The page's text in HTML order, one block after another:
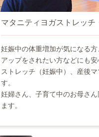
マタニティヨガストレッチ
妊娠中の体重増加が気になる
アップをされたい方などにも
ストレッチ（妊娠中）、産後
す。
妊婦さん、子育て中のお母さ
ます。